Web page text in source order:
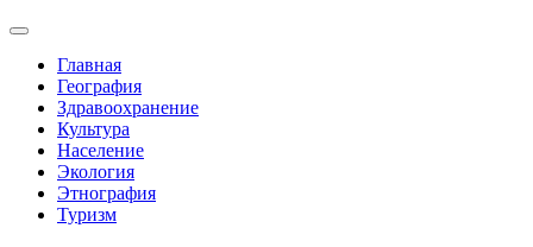
Главная
География
Здравоохранение
Культура
Население
Экология
Этнография
Туризм